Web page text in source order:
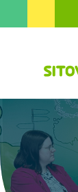
Kuva